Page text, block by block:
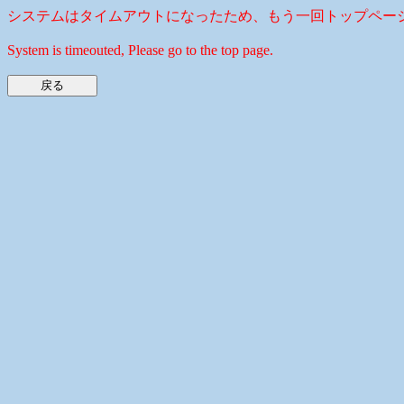
システムはタイムアウトになったため、もう一回トップペー
System is timeouted, Please go to the top page.